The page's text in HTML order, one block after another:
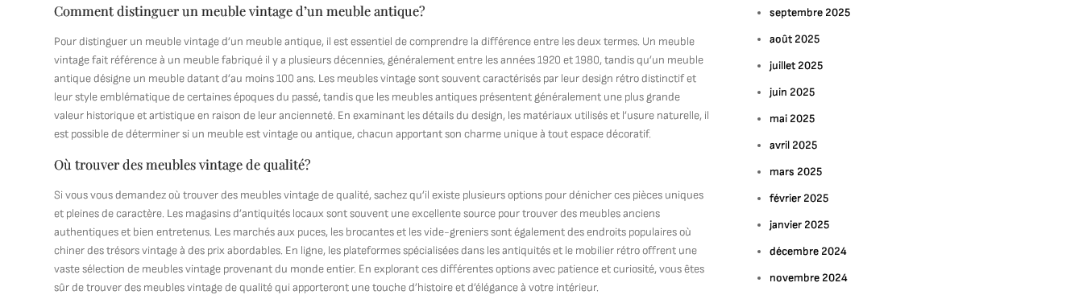
Comment distinguer un meuble vintage d’un meuble antique?
Pour distinguer un meuble vintage d’un meuble antique, il est essentiel de comprendre la différence entre les deux termes. Un meuble
vintage fait référence à un meuble fabriqué il y a plusieurs décennies, généralement entre les années 1920 et 1980, tandis qu’un meuble
antique désigne un meuble datant d’au moins 100 ans. Les meubles vintage sont souvent caractérisés par leur design rétro distinctif et
leur style emblématique de certaines époques du passé, tandis que les meubles antiques présentent généralement une plus grande
valeur historique et artistique en raison de leur ancienneté. En examinant les détails du design, les matériaux utilisés et l’usure naturelle, il
est possible de déterminer si un meuble est vintage ou antique, chacun apportant son charme unique à tout espace décoratif.
Où trouver des meubles vintage de qualité?
Si vous vous demandez où trouver des meubles vintage de qualité, sachez qu’il existe plusieurs options pour dénicher ces pièces uniques
et pleines de caractère. Les magasins d’antiquités locaux sont souvent une excellente source pour trouver des meubles anciens
authentiques et bien entretenus. Les marchés aux puces, les brocantes et les vide-greniers sont également des endroits populaires où
chiner des trésors vintage à des prix abordables. En ligne, les plateformes spécialisées dans les antiquités et le mobilier rétro offrent une
vaste sélection de meubles vintage provenant du monde entier. En explorant ces différentes options avec patience et curiosité, vous êtes
sûr de trouver des meubles vintage de qualité qui apporteront une touche d’histoire et d’élégance à votre intérieur.
septembre 2025
août 2025
juillet 2025
juin 2025
mai 2025
avril 2025
mars 2025
février 2025
janvier 2025
décembre 2024
novembre 2024